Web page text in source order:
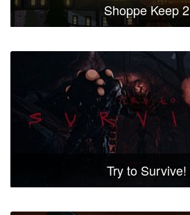
Shoppe Keep 2
Try to Survive!